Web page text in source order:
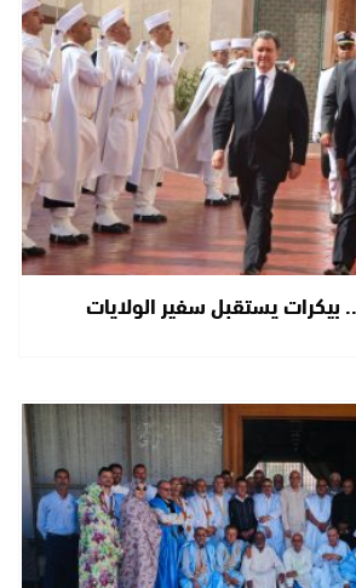
بيكرات يستقبل سفير الولايات